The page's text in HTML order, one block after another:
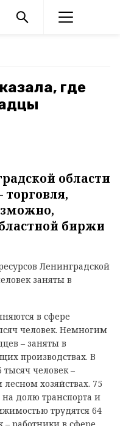
где
области
торговля,
биржи
Ленинградской
заняты в
в сфере
человек. Немногим
– заняты в
производствах. В
тысяч человек –
лесном хозяйствах. 75
долю транспорта и
трудятся 64